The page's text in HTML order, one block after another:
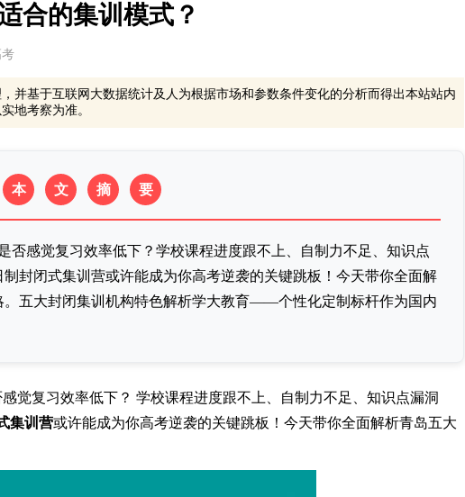
合的集训模式？
考
并基于互联网大数据统计及人为根据市场和参数条件变化的分析而得出本站站内
地考察为准。
本 文 摘 要
否感觉复习效率低下？学校课程进度跟不上、自制力不足、知识点
封闭式集训营或许能成为你高考逆袭的关键跳板！今天带你全面解
。五大封闭集训机构特色解析学大教育——个性化定制标杆作为国内
觉复习效率低下？ 学校课程进度跟不上、自制力不足、知识点漏洞
集训营或许能成为你高考逆袭的关键跳板！今天带你全面解析青岛五大